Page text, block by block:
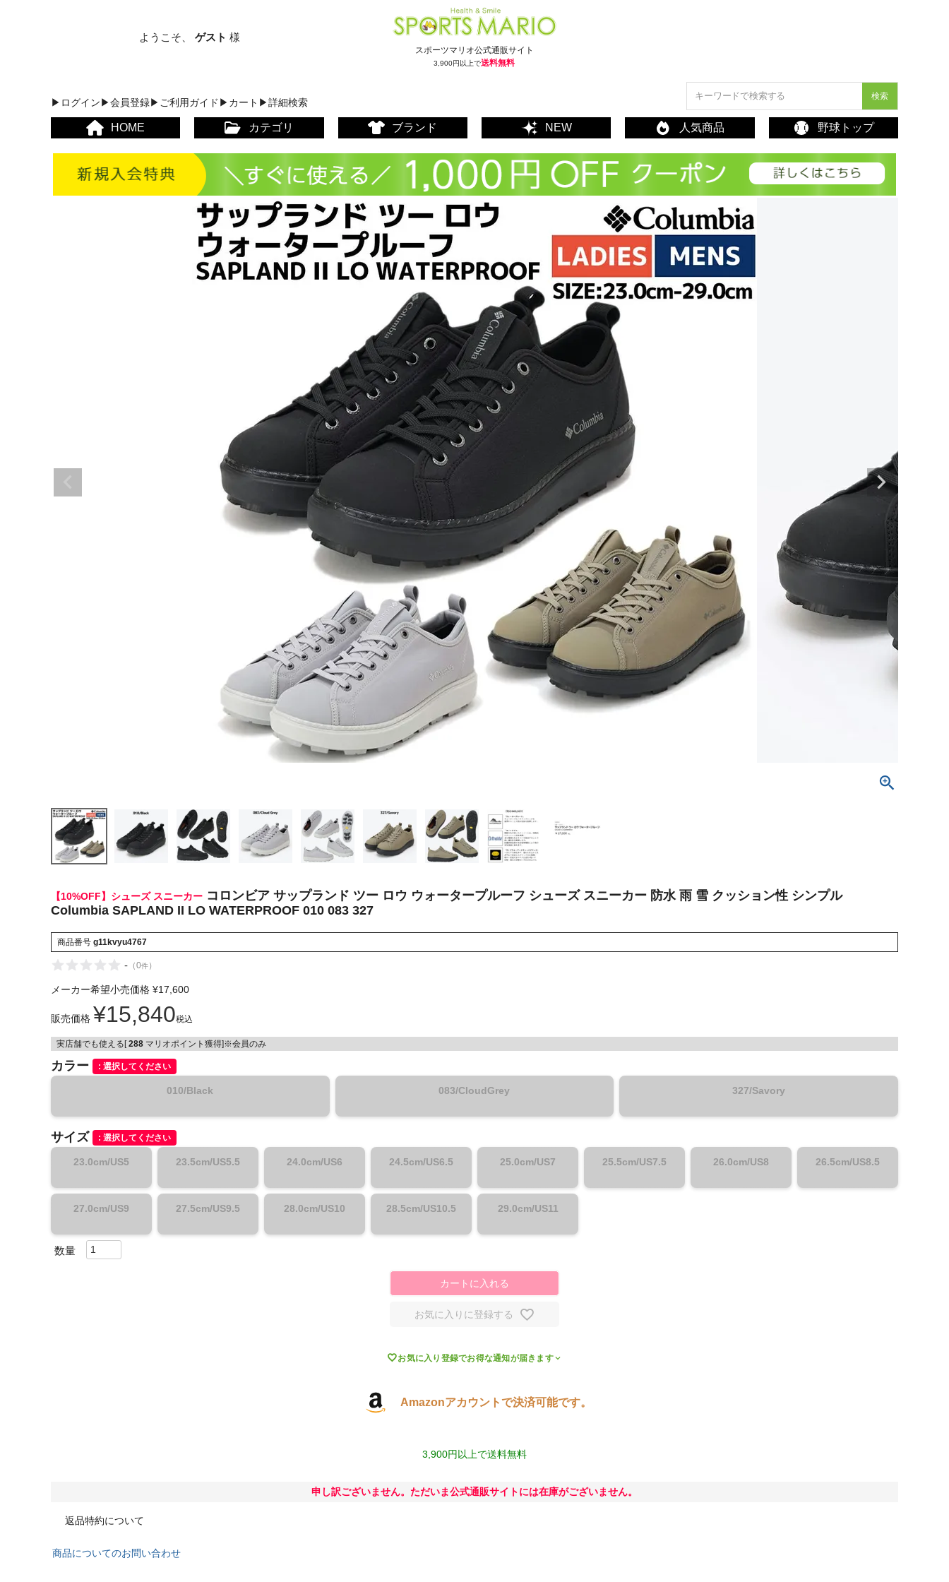
スポーツマリオ公式通販サイト
3,900円以上で送料無料
ようこそ、 ゲスト様
▶ログイン▶会員登録▶ご利用ガイド ▶カート ▶詳細検索
検索
HOME カテゴリ
メンズカジュアルウェア
メンズシューズ･スニーカー
レディースシューズ･スニーカー
サンダル･シューズその他
アウトドア 登山
キャップ･ハット･ニット
キャンプ・フェス
旅行
プレゼント
子育て
全てのシーンを見る
インフィット INFIT
サックス SAXX
ブランド NEW 人気商品 野球トップ
【10%OFF】シューズ スニーカー コロンビア サップランド ツー ロウ ウォータープルーフ シューズ スニーカー 防水 雨 雪 クッション性 シンプル
Columbia SAPLAND II LO WATERPROOF 010 083 327
商品番号 g11kvyu4767
- （0件）
メーカー希望小売価格 ¥17,600
販売価格 ¥15,840税込
実店舗でも使える[ 288 マリオポイント獲得]※会員のみ
カラー 選択してください
010/Black 083/CloudGrey 327/Savory
サイズ 選択してください
23.0cm/US5 23.5cm/US5.5 24.0cm/US6 24.5cm/US6.5 25.0cm/US7 25.5cm/US7.5 26.0cm/US8 26.5cm/US8.5
27.0cm/US9 27.5cm/US9.5 28.0cm/US10 28.5cm/US10.5 29.0cm/US11
カートに入れる
お気に入りに登録する
お気に入り登録でお得な通知が届きます
Amazonアカウントで決済可能です。
3,900円以上で送料無料
申し訳ございません。ただいま公式通販サイトには在庫がございません。
返品特約について
商品についてのお問い合わせ